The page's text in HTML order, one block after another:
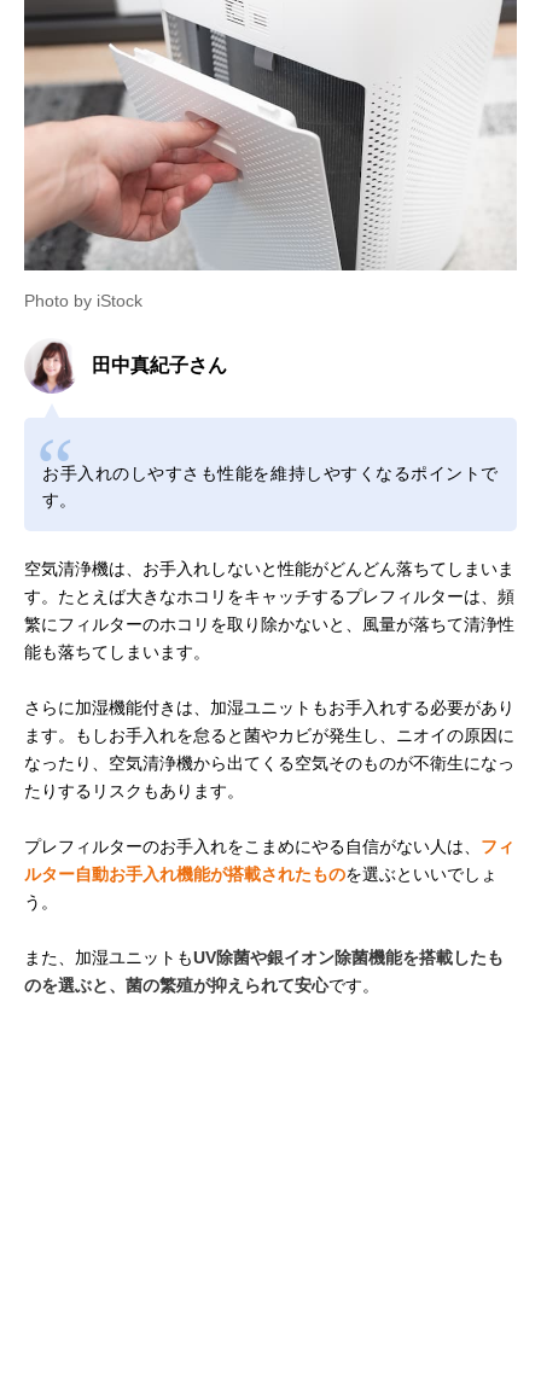
Photo by iStock
田中真紀子さん
お手入れのしやすさも性能を維持しやすくなるポイントで
す。
空気清浄機は、お手入れしないと性能がどんどん落ちてしまいま
す。たとえば大きなホコリをキャッチするプレフィルターは、頻
繁にフィルターのホコリを取り除かないと、風量が落ちて清浄性
能も落ちてしまいます。
さらに加湿機能付きは、加湿ユニットもお手入れする必要があり
ます。もしお手入れを怠ると菌やカビが発生し、ニオイの原因に
なったり、空気清浄機から出てくる空気そのものが不衛生になっ
たりするリスクもあります。
プレフィルターのお手入れをこまめにやる自信がない人は、 フィ
ルター自動お手入れ機能が搭載されたものを選ぶといいでしょ
う。
また、加湿ユニットもUV除菌や銀イオン除菌機能を搭載したも
のを選ぶと、菌の繁殖が抑えられて安心です。